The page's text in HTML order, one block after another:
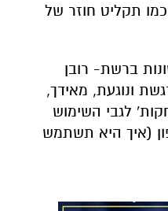
תקליט חוזר של
ברשת- רובן
ונוגעת, מאידך,
לגבי השימוש
(איך היא תשתמש